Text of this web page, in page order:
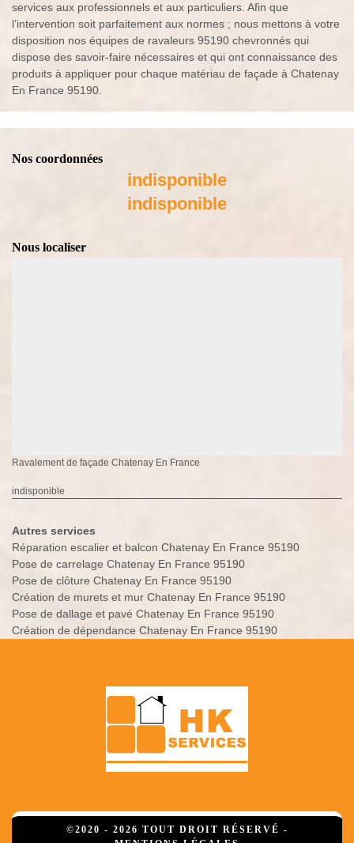
services aux professionnels et aux particuliers. Afin que
l’intervention soit parfaitement aux normes ; nous mettons à votre
disposition nos équipes de ravaleurs 95190 chevronnés qui
dispose des savoir-faire nécessaires et qui ont connaissance des
produits à appliquer pour chaque matériau de façade à Chatenay
En France 95190.
Nos coordonnées
indisponible
indisponible
Nous localiser
Ravalement de façade Chatenay En France
indisponible
Autres services
Réparation escalier et balcon Chatenay En France 95190
Pose de carrelage Chatenay En France 95190
Pose de clôture Chatenay En France 95190
Création de murets et mur Chatenay En France 95190
Pose de dallage et pavé Chatenay En France 95190
Création de dépendance Chatenay En France 95190
©2020 - 2026 TOUT DROIT RÉSERVÉ -